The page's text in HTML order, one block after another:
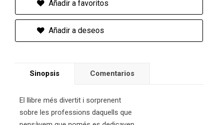
Añadir a favoritos
Añadir a deseos
Sinopsis Comentarios
El llibre més divertit i sorprenent
sobre les professions daquells que